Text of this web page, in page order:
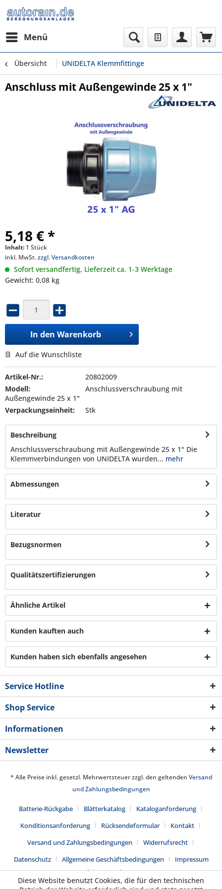
Menü
Übersicht UNIDELTA Klemmfittinge
Anschluss mit Außengewinde 25 x 1"
5,18 € *
Inhalt: 1 Stück
inkl. MwSt.zzgl. Versandkosten
Sofort versandfertig, Lieferzeit ca. 1-3 Werktage
Gewicht: 0,08 kg
In den Warenkorb
Auf die Wunschliste
Artikel-Nr.:
20802009
Modell:
Anschlussverschraubung mit
Außengewinde 25 x 1"
Verpackungseinheit:
Stk
Beschreibung
Anschlussverschraubung mit Außengewinde 25 x 1" Die
Klemmverbindungen von UNIDELTA wurden... mehr
Abmessungen
Literatur
Bezugsnormen
Qualitätszertifizierungen
Ähnliche Artikel
Kunden kauften auch
Kunden haben sich ebenfalls angesehen
Service Hotline
Shop Service
Informationen
Newsletter
* Alle Preise inkl. gesetzl. Mehrwertsteuer zzgl. den geltenden Versand
und Zahlungsbedingungen
Batterie-Rückgabe Blätterkatalog
Kataloganforderung
Konditionsanforderung
Rücksendeformular
Kontakt
Versand und Zahlungsbedingungen
Widerrufsrecht
Datenschutz
Allgemeine Geschäftsbedingungen
Impressum
Realisiert mit Shopware
Diese Website benutzt Cookies, die für den technischen